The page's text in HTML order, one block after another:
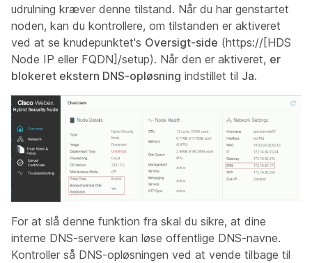
udrulning kræver denne tilstand. Når du har genstartet
noden, kan du kontrollere, om tilstanden er aktiveret
ved at se knudepunktet's Oversigt-side (https://[HDS
Node IP eller FQDN]/setup). Når den er aktiveret, er
blokeret ekstern DNS-opløsning indstillet til Ja.
For at slå denne funktion fra skal du sikre, at dine
interne DNS-servere kan løse offentlige DNS-navne.
Kontroller så DNS-opløsningen ved at vende tilbage til